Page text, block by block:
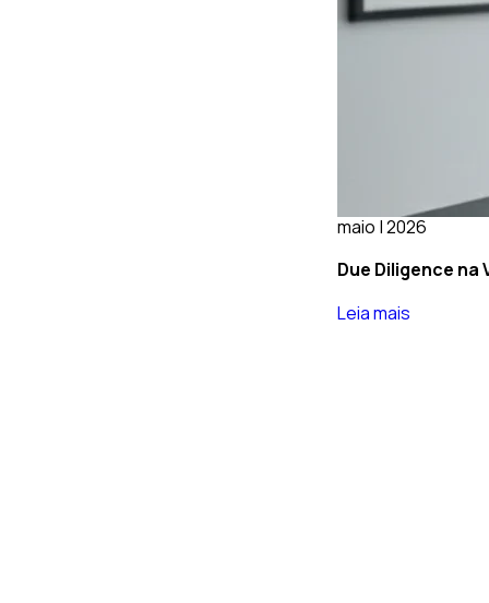
maio | 2026
Due Diligence na
Leia mais